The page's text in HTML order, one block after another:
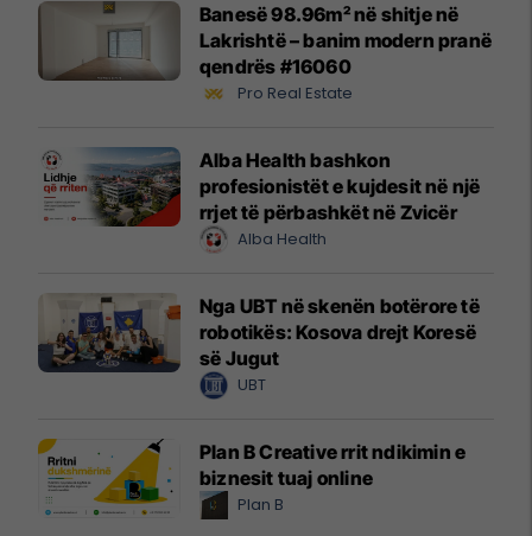
Banesë 98.96m² në shitje në
Lakrishtë – banim modern pranë
qendrës #16060
Pro Real Estate
Alba Health bashkon
profesionistët e kujdesit në një
rrjet të përbashkët në Zvicër
Alba Health
Nga UBT në skenën botërore të
robotikës: Kosova drejt Koresë
së Jugut
UBT
Plan B Creative rrit ndikimin e
biznesit tuaj online
Plan B